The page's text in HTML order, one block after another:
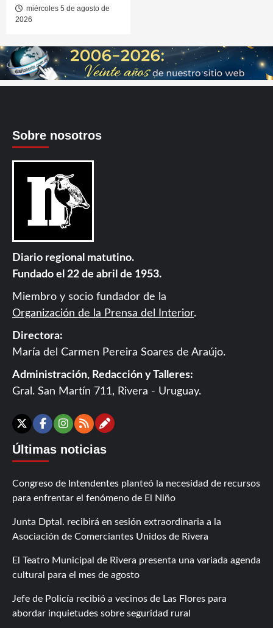
miércoles 5 de agosto de
2026
Sobre nosotros
Diario regional matutino.
Fundado el 22 de abril de 1953.
Miembro y socio fundador de la
Organización de la Prensa del Interior.
Directora:
María del Carmen Pereira Soares de Araújo.
Administración, Redacción y Talleres:
Gral. San Martín 711, Rivera - Uruguay.
X Facebook
Instagram
RSSContáctanos
Últimas noticias
Congreso de Intendentes planteó la necesidad de recursos
para enfrentar el fenómeno de El Niño
Junta Dptal. recibirá en sesión extraordinaria a la
Asociación de Comerciantes Unidos de Rivera
El Teatro Municipal de Rivera presenta una variada agenda
cultural para el mes de agosto
Jefe de Policía recibió a vecinos de Las Flores para
abordar inquietudes sobre seguridad rural